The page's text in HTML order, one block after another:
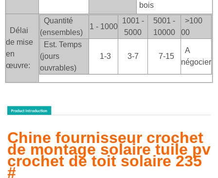
bois
Délai
de mise
en
œuvre:
Quantité
(ensembles)
1 - 1000
1001 -
5000
5001 -
10000
>100
00
Est. Temps
(jours
ouvrables)
1-3 3-7 7-15
A
négocier
Chine fournisseur crochet
de montage solaire tuile pv
crochet de toit solaire 235
#